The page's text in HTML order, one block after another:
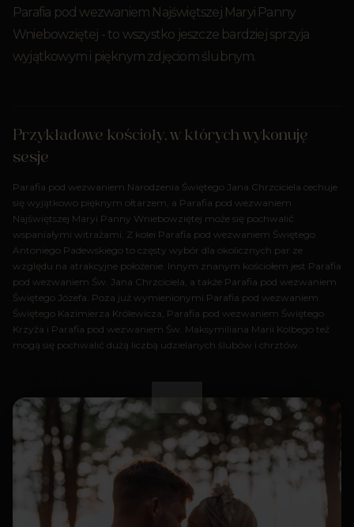
Parafia pod wezwaniem Najświętszej Maryi Panny
Wniebowziętej - to wszystko jeszcze bardziej sprzyja
wyjątkowym i pięknym zdjęciom ślubnym.
Przykładowe kościoły, w których wykonuję
sesje
Parafia pod wezwaniem Narodzenia Świętego Jana Chrzciciela cechuje
się wyjątkowo pięknym ołtarzem, a Parafia pod wezwaniem
Najświętszej Maryi Panny Wniebowziętej może się pochwalić
wspaniałymi witrażami. Z kolei Parafia pod wezwaniem Świętego
Antoniego Padewskiego to częsty wybór dla okolicznych par ze
względu na atrakcyjne położenie. Innym znanym kościołem jest Parafia
pod wezwaniem Św. Jana Chrzciciela, a także Parafia pod wezwaniem
Świętego Józefa. Poza już wymienionymi Parafia pod wezwaniem
Świętego Kazimierza Królewicza, Parafia pod wezwaniem Świętego
Krzyża i Parafia pod wezwaniem Św. Maksymiliana Marii Kolbego też
mogą się pochwalić dużą liczbą udzielanych ślubów i chrztów.